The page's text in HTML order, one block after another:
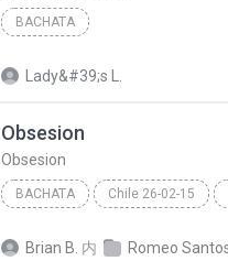
BACHATA
Lady&#39;s L.
Obsesion
Obsesion
BACHATA Chile 26-02-15
Brian B. 内